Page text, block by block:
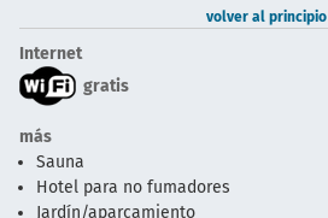
volver al principio
Internet
gratis
más
Sauna
Hotel para no fumadores
Jardín/aparcamiento